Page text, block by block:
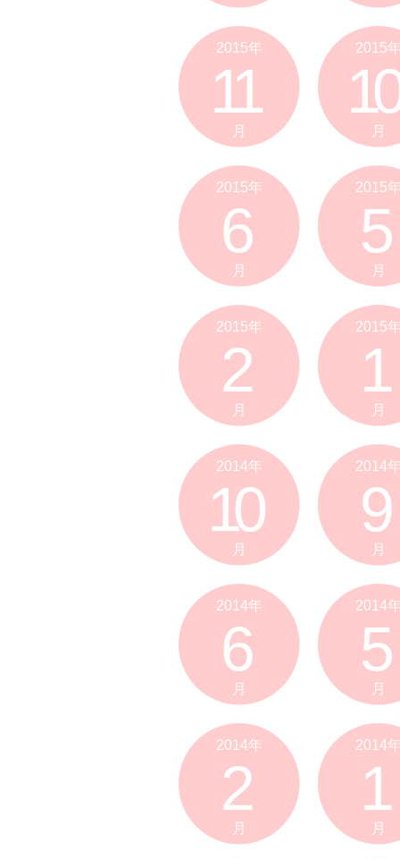
2015年
11
月
2015
10
月
2015年
6
月
2015
5
月
2015年
2
月
2015
1
月
2014年
10
月
2014
9
月
2014年
6
月
2014
5
月
2014年
2
月
2014
1
月